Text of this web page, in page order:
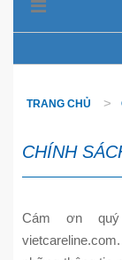
TRANG CHỦ
CHÍNH
Cám ơn